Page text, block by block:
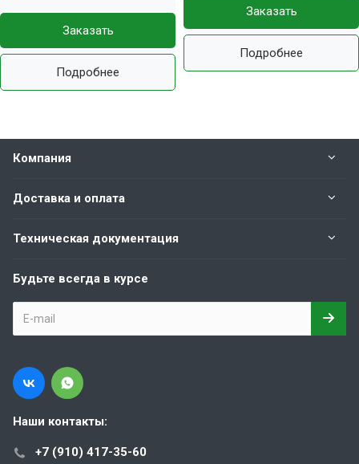
Заказать
Подробнее
Заказать
Подробнее
Компания
Доставка и оплата
Техническая документация
Будьте всегда в курсе
Наши контакты:
+7 (910) 417-35-60